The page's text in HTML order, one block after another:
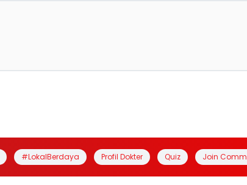
#LokalBerdaya Profil Dokter Quiz Join